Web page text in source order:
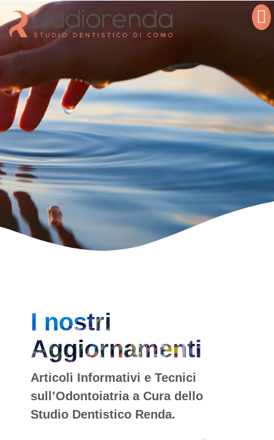
I nostri
Aggiornamenti
Articoli Informativi e Tecnici
sull’Odontoiatria a Cura dello
Studio Dentistico Renda.